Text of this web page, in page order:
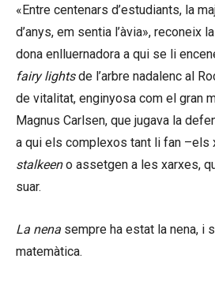
«Entre centenars d’estudiants, la
d’anys, em sentia l’àvia», reconeix
dona enlluernadora a qui se li
fairy lightsde l’arbre nadalenc al
de vitalitat, enginyosa com el gran
Magnus Carlsen, que jugava la
a qui els complexos tant li fan –els
stalkeeno assetgen a les xarxes,
suar.
La nena sempre ha estat la nena, i
matemàtica.